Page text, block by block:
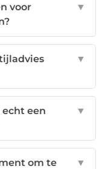
voor
▼
▼
een
▼
om te
▼